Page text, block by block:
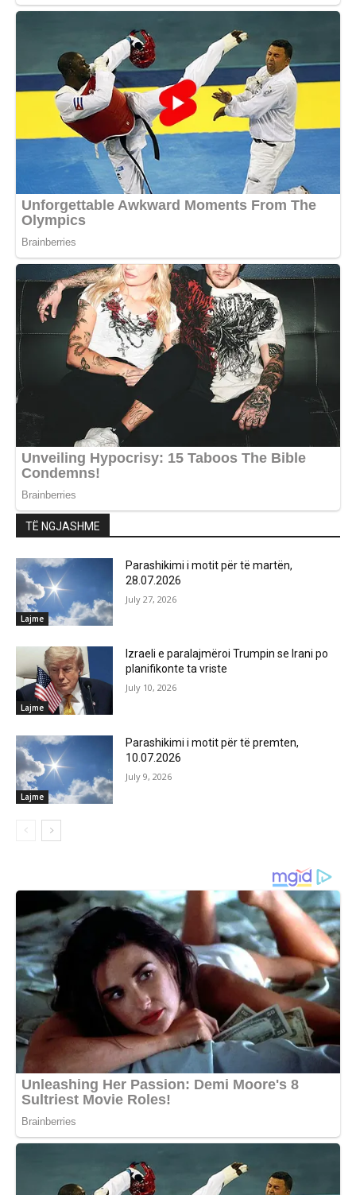
TË NGJASHME
Lajme
Parashikimi i motit për të martën,
28.07.2026
July 27, 2026
Lajme
Izraeli e paralajmëroi Trumpin se Irani po
planifikonte ta vriste
July 10, 2026
Lajme
Parashikimi i motit për të premten,
10.07.2026
July 9, 2026